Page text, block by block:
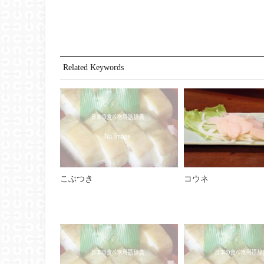
Related Keywords
こぶつき コウネ